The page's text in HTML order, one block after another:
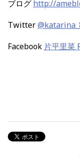
ブログ http://
Twitter
Facebook 片平里菜